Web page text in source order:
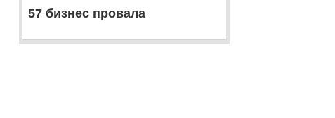
57 бизнес провала